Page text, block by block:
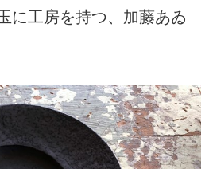
に工房を持つ、加藤あゐ